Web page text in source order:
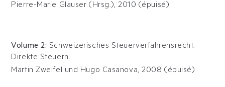
Pierre-Marie Glauser (Hrsg.), 2010 (épuisé)
Volume 2: Schweizerisches Steuerverfahrensrecht.
Direkte Steuern
Martin Zweifel und Hugo Casanova,2008 (épuisé)